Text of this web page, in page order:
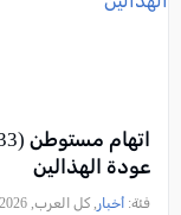
عودة الهذالين
فئة: أخبار , كل العرب, 2026-08-06 12:31:39